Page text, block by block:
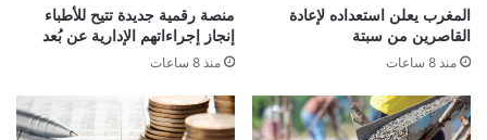
المغرب يعلن استعداده لإعادة
القاصرين من سبتة
منذ 8 ساعات
منصة رقمية جديدة تتيح للأطباء
إنجاز إجراءاتهم الإدارية عن بُعد
منذ 8 ساعات